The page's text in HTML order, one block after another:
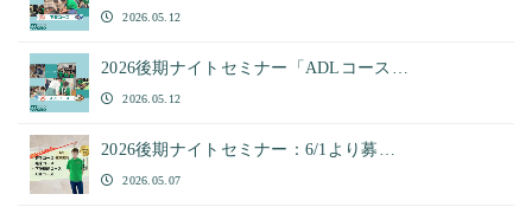
2026.05.12
2026後期ナイトセミナー「ADLコース…
2026.05.12
2026後期ナイトセミナー：6/1より募…
2026.05.07